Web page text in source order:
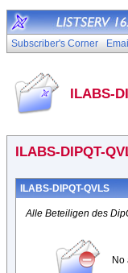
Subscriber's Corner
ILABS-
ILABS-DIPQT-
ILABS-DIPQT-QVLS
Alle Beteiligen des
No